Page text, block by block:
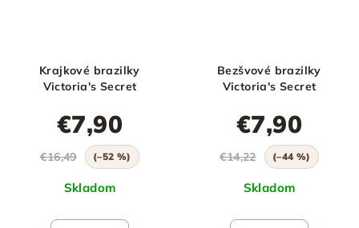
Krajkové brazilky
Victoria's Secret
€7,90
€16,49 (–52 %)
Skladom
Bezšvové brazilky
Victoria's Secret
€7,90
€14,22 (–44 %)
Skladom